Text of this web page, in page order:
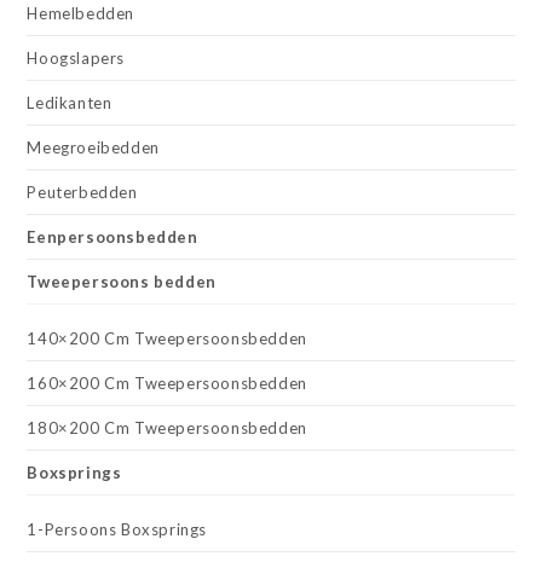
Hemelbedden
Hoogslapers
Ledikanten
Meegroeibedden
Peuterbedden
Eenpersoonsbedden
Tweepersoons bedden
140×200 Cm Tweepersoonsbedden
160×200 Cm Tweepersoonsbedden
180×200 Cm Tweepersoonsbedden
Boxsprings
1-Persoons Boxsprings